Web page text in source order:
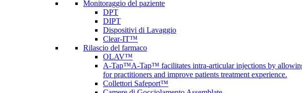
Monitoraggio del paziente
DPT
DIPT
Dispositivi di Lavaggio
Clear-IT™
Rilascio del farmaco
OLAV™
A-Tap™A-Tap™ facilitates intra-articular injections by
for practitioners and improve patients treatment experience.
Collettori Safeport™